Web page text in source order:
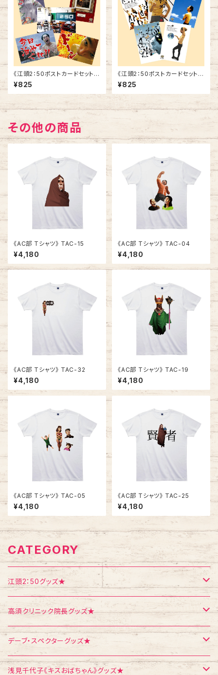
《江頭2：50ポストカードセット》
SCE-V3
¥825
《江頭2：50ポストカードセット》
SCE-V2
¥825
その他の商品
《AC部 Tシャツ》 TAC-15
¥4,180
《AC部 Tシャツ》 TAC-04
¥4,180
《AC部 Tシャツ》 TAC-32
¥4,180
《AC部 Tシャツ》 TAC-19
¥4,180
《AC部 Tシャツ》 TAC-05
¥4,180
《AC部 Tシャツ》 TAC-25
¥4,180
CATEGORY
江頭2：50グッズ★
Tシャツ
エコバッグ
ポストカード
高須クリニック院長グッズ★
Tシャツ
ポストカード
デーブ・スペクターグッズ★
ポストカード
浅見千代子《キスおばちゃん》グッズ★